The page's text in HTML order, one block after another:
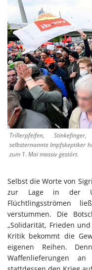
Trillerpfeifen,
selbsternannte Impfskeptiker
zum 1. Mai massiv gestört.
Selbst die Worte von
zur Lage in der
Flüchtlingsströmen
verstummen. Die
„Solidarität, Frieden
Kritik bekommt die
eigenen Reihen.
Waffenlieferungen